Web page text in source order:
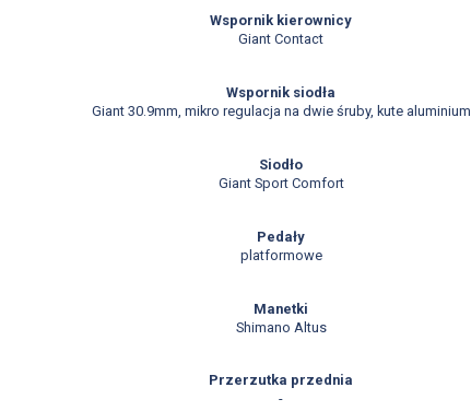
Wspornik kierownicy
Giant Contact
Wspornik siodła
Giant 30.9mm, mikro regulacja na dwie śruby, kute aluminium
Siodło
Giant Sport Comfort
Pedały
platformowe
Manetki
Shimano Altus
Przerzutka przednia
-